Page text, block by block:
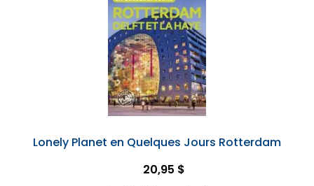
Lonely Planet en Quelques Jours Rotterdam
20,95 $